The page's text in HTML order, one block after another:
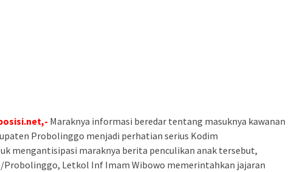
Maraknya informasi beredar tentang masuknya kawanan
Probolinggo menjadi perhatian serius Kodim
mengantisipasi maraknya berita penculikan anak tersebut,
Probolinggo, Letkol Inf Imam Wibowo memerintahkan jajaran